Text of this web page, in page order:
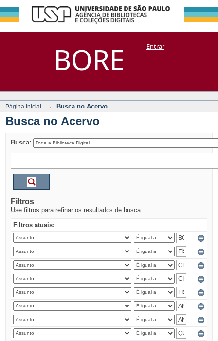
BORE
Busca no Acervo
DSpace/Manakin + CoriscoEntrar
Página Inicial → Busca no Acervo
Busca no Acervo
Busca:
Filtros
Use filtros para refinar os resultados de busca.
Filtros atuais: